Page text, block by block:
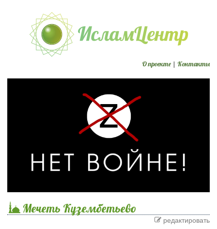
О проекте | Контакты
Мечеть Кузембетьево
редактировать